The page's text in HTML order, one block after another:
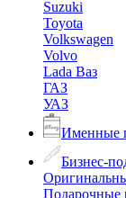
Suzuki
Toyota
Volkswagen
Volvo
Lada Ваз
ГАЗ
УАЗ
Именные
Бизнес-
Подарочные